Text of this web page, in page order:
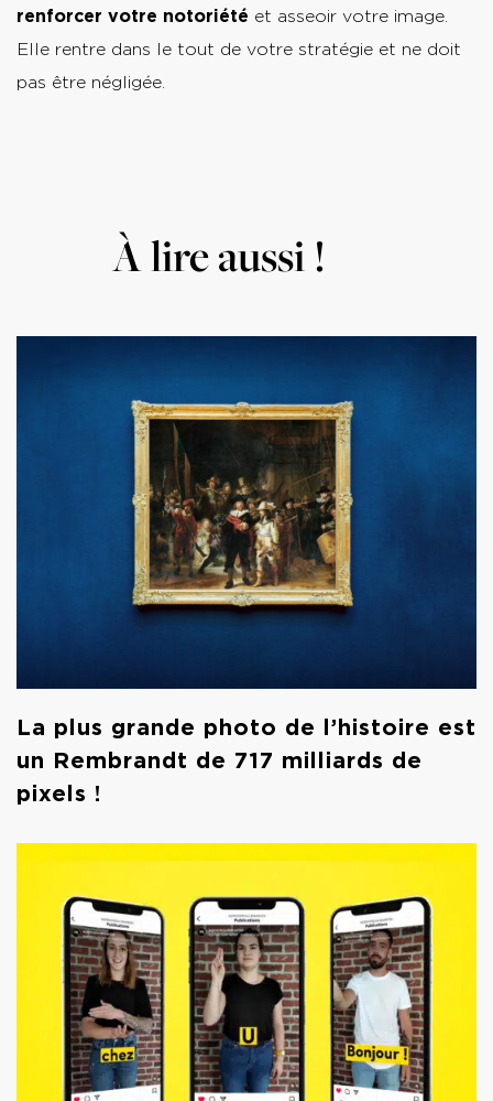
renforcer votre notoriété et asseoir votre image.
Elle rentre dans le tout de votre stratégie et ne doit
pas être négligée.
À lire aussi !
La plus grande photo de l’histoire est
un Rembrandt de 717 milliards de
pixels !